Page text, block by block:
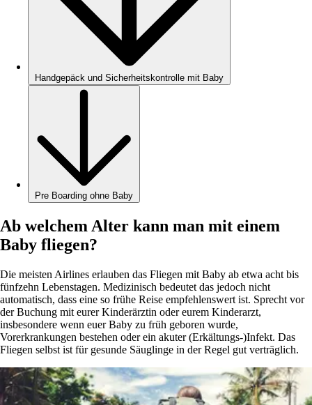
Handgepäck und Sicherheitskontrolle mit Baby
Pre Boarding ohne Baby
Ab welchem Alter kann man mit einem
Baby fliegen?
Die meisten Airlines erlauben das Fliegen mit Baby ab etwa acht bis
fünfzehn Lebenstagen. Medizinisch bedeutet das jedoch nicht
automatisch, dass eine so frühe Reise empfehlenswert ist. Sprecht vor
der Buchung mit eurer Kinderärztin oder eurem Kinderarzt,
insbesondere wenn euer Baby zu früh geboren wurde,
Vorerkrankungen bestehen oder ein akuter (Erkältungs-)Infekt. Das
Fliegen selbst ist für gesunde Säuglinge in der Regel gut verträglich.